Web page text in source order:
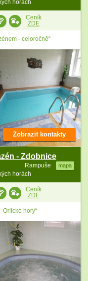
horách
Ceník
ZDE
- celoročně“
- Zdobnice
Rampuše mapa
horách
Zobrazit kontakty
Ceník
ZDE
Orlické hory“